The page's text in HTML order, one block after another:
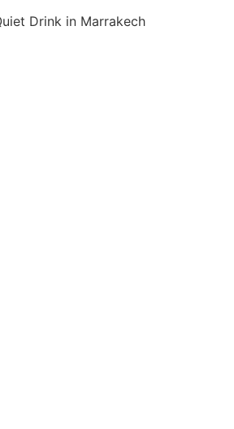
Drink in Marrakech